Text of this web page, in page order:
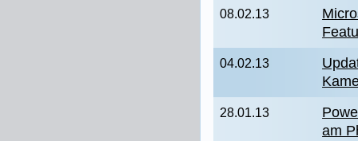
08.02.13
04.02.13
28.01.13
am